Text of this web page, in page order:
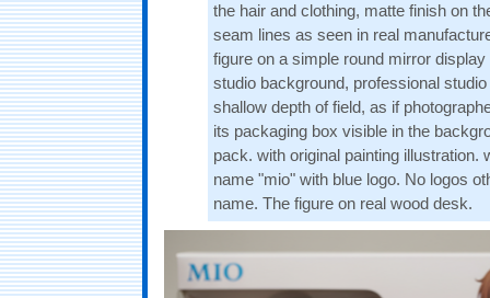
the hair and clothing, matte finish on
seam lines as seen in real
figure on a simple round mirror
studio background, professional
shallow depth of field, as if
its packaging box visible in the
pack. with original painting illustration.
name "mio" with blue logo. No logos
name. The figure on real wood desk.